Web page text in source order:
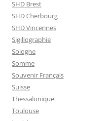
SHD Brest
SHD Cherbourg
SHD Vincennes
Sigillographie
Sologne
Somme
Souvenir Français
Suisse
Thessalonique
Toulouse